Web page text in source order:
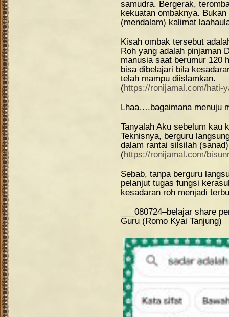
samudra. Bergerak,
kekuatan ombaknya.
(mendalam) kalimat
Kisah ombak tersebut
Roh yang adalah pinjaman
manusia saat berumur 120
bisa dibelajari bila
telah mampu diislamkan.
(https://ronijamal.com/hati-
Lhaa….bagaimana menuju
Tanyalah Aku sebelum kau
Teknisnya, berguru
dalam rantai silsilah
(https://ronijamal.com/
Sebab, tanpa berguru
pelanjut tugas fungsi
kesadaran roh menjadi
___080724–belajar share
Guru (Romo Kyai Tanjung)